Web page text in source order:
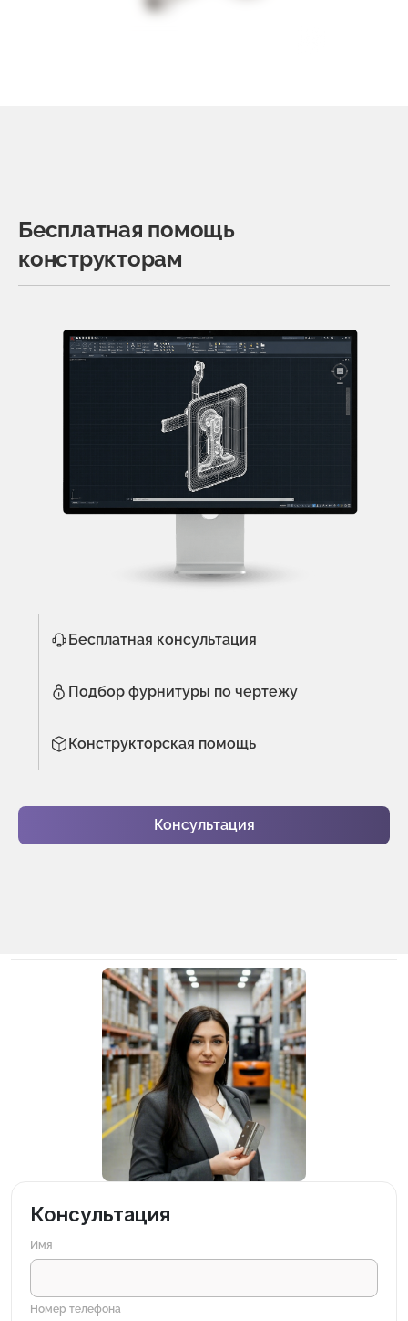
Бесплатная помощь
конструкторам
Бесплатная консультация
Подбор фурнитуры по чертежу
Конструкторская помощь
Консультация
Консультация
Имя
Номер телефона